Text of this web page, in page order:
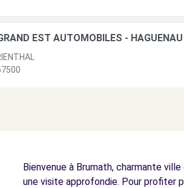
EST AUTOMOBILES -
67460
Bienvenue à Brumath, charmante
une visite approfondie. Pour profiter